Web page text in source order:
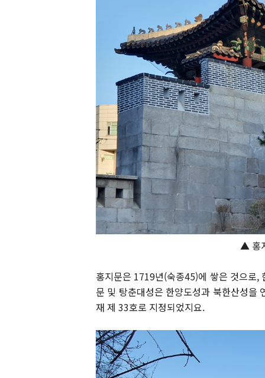
▲ 홍
홍지문은 1719년(숙종45)에 쌓은 것으로,
문 및 탕춘대성은 한양도성과 북한산성을
재 제 33호로 지정되었지요.